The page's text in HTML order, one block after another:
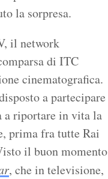
la sorpresa.
il network
di ITC
cinematografica.
a partecipare
a riportare in vita la
prima fra tutte Rai
il buon momento
, che in televisione,